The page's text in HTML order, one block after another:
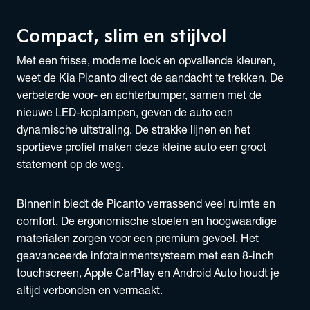
Compact, slim en stijlvol
Met een frisse, moderne look en opvallende kleuren,
weet de Kia Picanto direct de aandacht te trekken. De
verbeterde voor- en achterbumper, samen met de
nieuwe LED-koplampen, geven de auto een
dynamische uitstraling. De strakke lijnen en het
sportieve profiel maken deze kleine auto een groot
statement op de weg.
Binnenin biedt de Picanto verrassend veel ruimte en
comfort. De ergonomische stoelen en hoogwaardige
materialen zorgen voor een premium gevoel. Het
geavanceerde infotainmentsysteem met een 8-inch
touchscreen, Apple CarPlay en Android Auto houdt je
altijd verbonden en vermaakt.